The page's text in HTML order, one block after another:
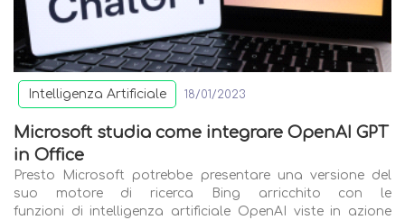
Intelligenza Artificiale 18/01/2023
Microsoft studia come integrare OpenAI GPT
in Office
Presto Microsoft potrebbe presentare una versione del
suo motore di ricerca Bing arricchito con le
funzioni di intelligenza artificiale OpenAI viste in azione